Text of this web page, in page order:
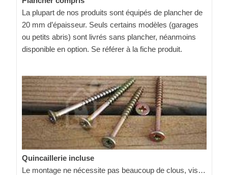
La plupart de nos produits sont équipés de plancher de
20 mm d’épaisseur. Seuls certains modèles (garages
ou petits abris) sont livrés sans plancher, néanmoins
disponible en option. Se référer à la fiche produit.
Quincaillerie incluse
Le montage ne nécessite pas beaucoup de clous, vis…